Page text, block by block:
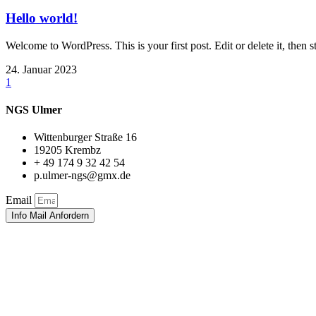
Hello world!
Welcome to WordPress. This is your first post. Edit or delete it, then
24. Januar 2023
1
NGS Ulmer
Wittenburger Straße 16
19205 Krembz
+ 49 174 9 32 42 54
p.ulmer-ngs@gmx.de
Email
Info Mail Anfordern